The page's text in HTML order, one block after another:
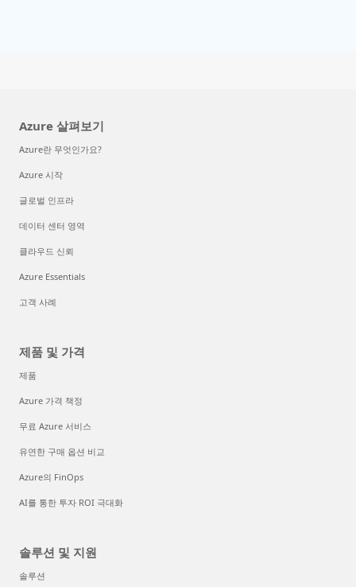
Azure 살펴보기
Azure란 무엇인가요?
Azure 시작
글로벌 인프라
데이터 센터 영역
클라우드 신뢰
Azure Essentials
고객 사례
제품 및 가격
제품
Azure 가격 책정
무료 Azure 서비스
유연한 구매 옵션 비교
Azure의 FinOps
AI를 통한 투자 ROI 극대화
솔루션 및 지원
솔루션